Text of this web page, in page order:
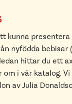
kunna
nyfödda bebisar
hittar du ett
om i vår katalog.
av Julia